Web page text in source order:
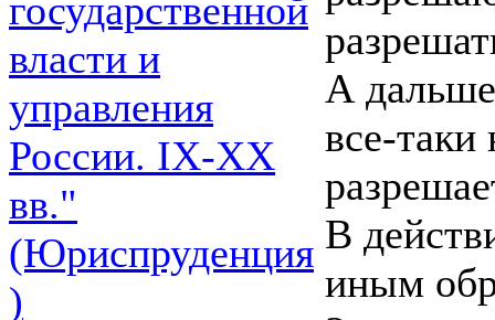
государственной
власти и
управления
России. IХ-ХХ
вв."
(Юриспруденция
)
А
все-таки
В
иным